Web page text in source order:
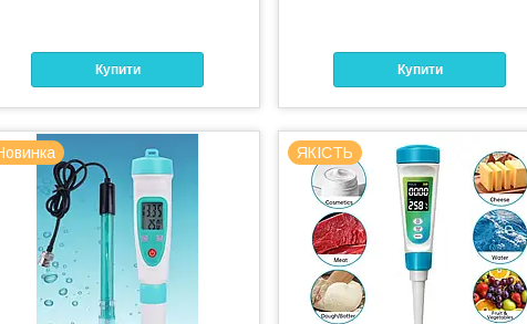
Купити Купити
ЯКІСТЬ